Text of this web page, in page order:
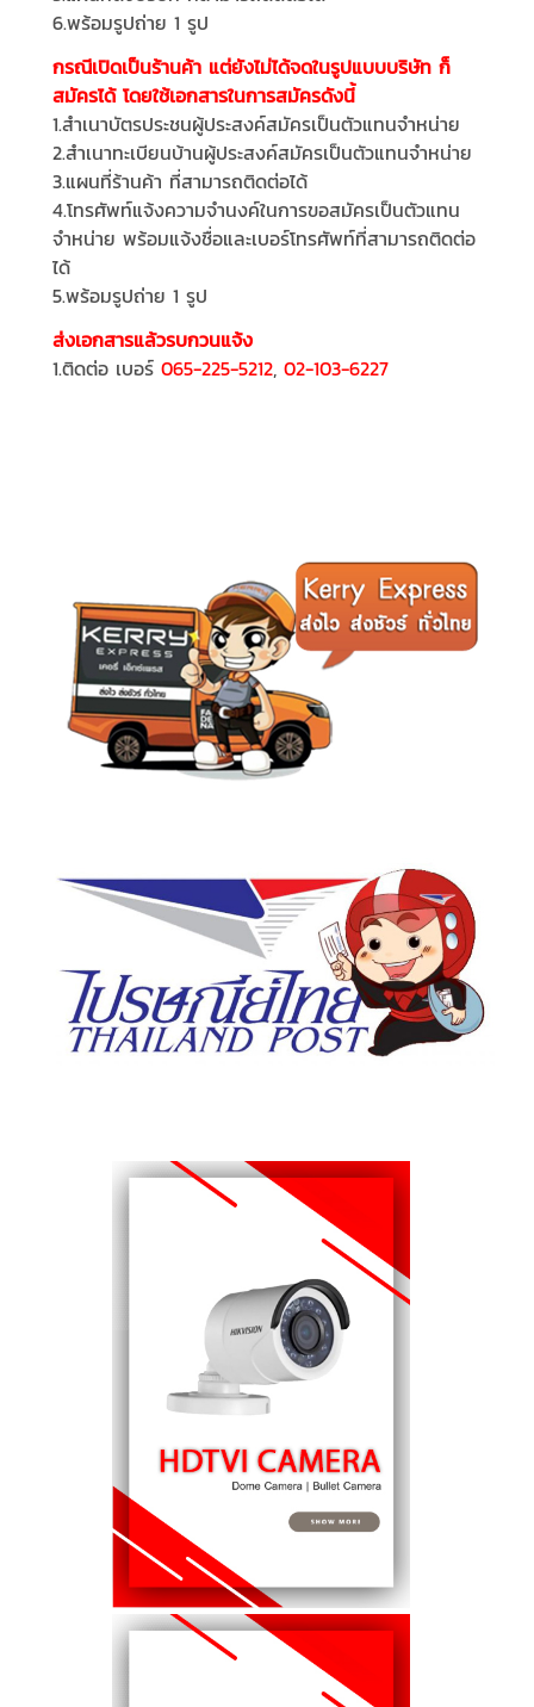
6.พร้อมรูปถ่าย 1 รูป
กรณีเปิดเป็นร้านค้า แต่ยังไม่ได้จดในรูปแบบบริษัท ก็
สมัครได้ โดยใช้เอกสารในการสมัครดังนี้
1.สำเนาบัตรประชนผู้ประสงค์สมัครเป็นตัวแทนจำหน่าย
2.สำเนาทะเบียนบ้านผู้ประสงค์สมัครเป็นตัวแทนจำหน่าย
3.แผนที่ร้านค้า ที่สามารถติดต่อได้
4.โทรศัพท์แจ้งความจำนงค์ในการขอสมัครเป็นตัวแทน
จำหน่าย พร้อมแจ้งชื่อและเบอร์โทรศัพท์ที่สามารถติดต่อ
ได้
5.พร้อมรูปถ่าย 1 รูป
ส่งเอกสารแล้วรบกวนแจ้ง
1.ติดต่อ เบอร์ 065-225-5212, 02-103-6227